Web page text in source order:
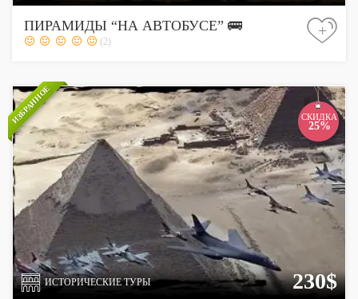
ПИРАМИДЫ “НА АВТОБУСЕ” 🚌
(2)
+
ИЗБРАННОЕ СКИДКА
25%
ИСТОРИЧЕСКИЕ ТУРЫ 230$